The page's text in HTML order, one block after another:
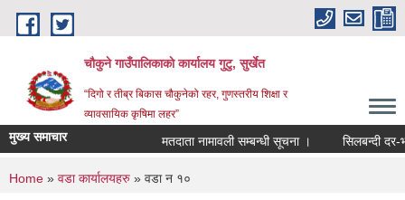
Skip to main content
चौकुने गाउँपालिकाकाे कार्यालय गुटु, सुर्खेत
“दिगो र तीब्र बिकास चौकुनेको रहर, गुणस्तरीय शिक्षा र
व्यावसायिक कृषिमा लहर”
मुख्य समाचार मतदाता नामावली सम्बन्धी सूचना । सिलबन्दी दर-
You are here
Home » वडा कार्यालयहरु » वडा न १०